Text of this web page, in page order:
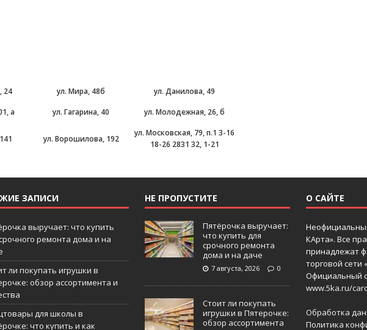
24 ул. Мира, 48б
ул. Данилова, 49
а ул. Гагарина, 40 ул. Молодежная, 26, б
ул. Ворошилова, 192
ул. Московская, 79, п.1 3-16
18-26 2831 32, 1-21
ЗАПИСИ
выручает: что купить
ремонта дома и на
ли покупать игрушки в
обзор ассортимента и
для школы в
что купить и как
НЕ ПРОПУСТИТЕ
Пятёрочка выручает:
что купить для
срочного ремонта
дома и на даче
7 августа, 2026 0
Стоит ли покупать
игрушки в Пятерочке:
обзор ассортимента
О САЙТЕ
КАрта». Все
принадлежат
торговой сети
Официальный
www.5ka.ru/
Обработка
Политика